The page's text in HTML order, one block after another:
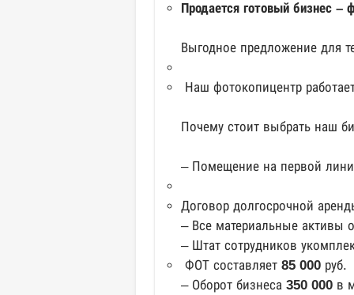
Продается готовый бизнес –
Выгодное предложение для
Наш фотокопицентр
Почему стоит выбрать наш
– Помещение на первой
Договор долгосрочной
– Все материальные активы
– Штат сотрудников
ФОТ составляет 85 000 руб.
– Оборот бизнеса 350 000 в